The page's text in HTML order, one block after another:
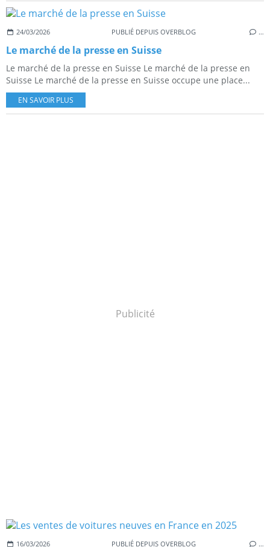
24/03/2026 PUBLIÉ DEPUIS OVERBLOG …
Le marché de la presse en Suisse
Le marché de la presse en Suisse Le marché de la presse en
Suisse Le marché de la presse en Suisse occupe une place...
EN SAVOIR PLUS
Publicité
16/03/2026 PUBLIÉ DEPUIS OVERBLOG …